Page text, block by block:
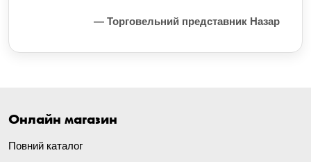
— Торговельний представник Назар
Онлайн магазин
Повний каталог